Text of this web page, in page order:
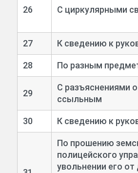
26 С циркулярными
27 К сведению к
28 По разным
29
С разъяснениями
ссыльным
30 К сведению к
По прошению
полицейского
увольнении его